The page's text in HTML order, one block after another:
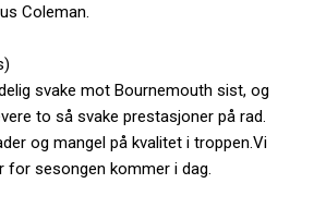
Coleman.
svake mot Bournemouth sist, og
to så svake prestasjoner på rad.
og mangel på kvalitet i troppen.Vi
sesongen kommer i dag.